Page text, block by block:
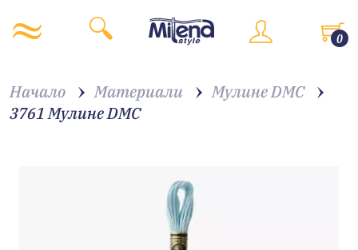
0
Начало Материали
Мулине DMC
3761 Мулине DMC